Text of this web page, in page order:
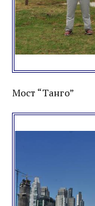
Мост “Танго”